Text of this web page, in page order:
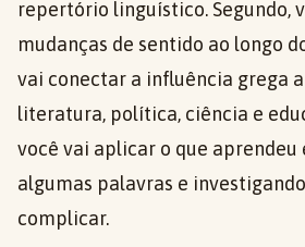
repertório linguístico. Segundo,
mudanças de sentido ao longo
vai conectar a influência grega
literatura, política, ciência e
você vai aplicar o que aprendeu
algumas palavras e
complicar.